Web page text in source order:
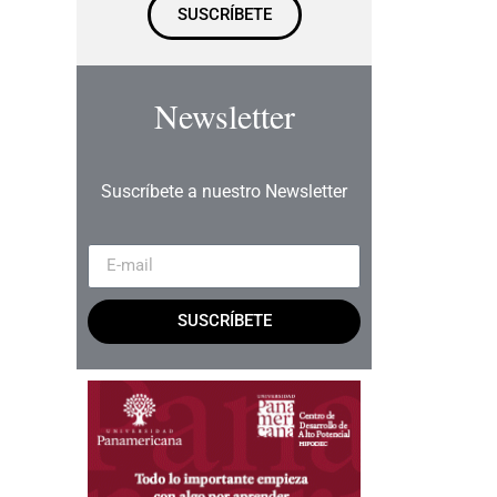
SUSCRÍBETE
Newsletter
Suscríbete a nuestro Newsletter
SUSCRÍBETE